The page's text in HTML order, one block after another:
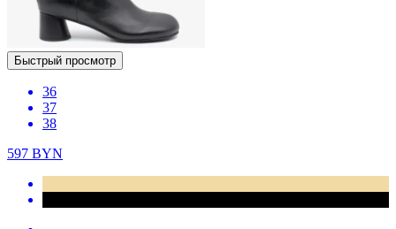
Быстрый просмотр
36
37
38
597 BYN